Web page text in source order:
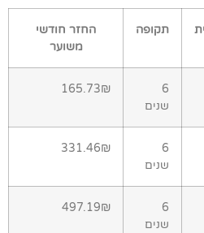
תקופה
החזר חודשי
משוער
6
שנים
165.73₪
6
שנים
331.46₪
6
שנים
497.19₪